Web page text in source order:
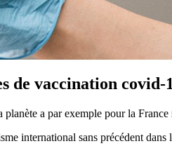
de vaccination covid-
a par exemple pour la
international sans précédent